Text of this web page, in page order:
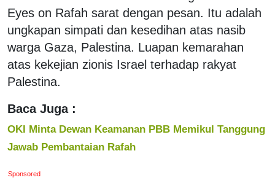
Eyes on Rafah sarat dengan pesan. Itu adalah
ungkapan simpati dan kesedihan atas nasib
warga Gaza, Palestina. Luapan kemarahan
atas kekejian zionis Israel terhadap rakyat
Palestina.
Baca Juga :
OKI Minta Dewan Keamanan PBB Memikul Tanggung
Jawab Pembantaian Rafah
Sponsored